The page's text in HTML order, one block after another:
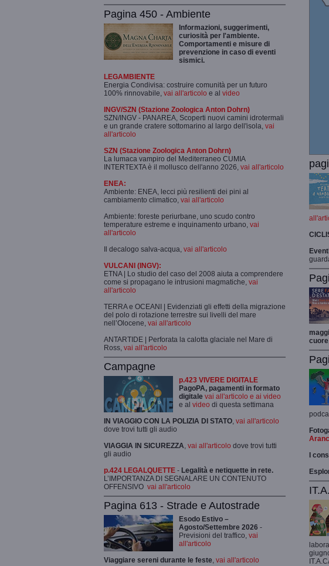
Pagina 450 - Ambiente
Informazioni, suggerimenti,
curiosità per l'ambiente.
Comportamenti e misure di
prevenzione in caso di eventi
sismici.
LEGAMBIENTE
Energia Condivisa: costruire comunità per un futuro
100% rinnovabile, vai all'articolo e al video
INGV/SZN (Stazione Zoologica Anton Dohrn)
SZN/INGV - PANAREA, Scoperti nuovi camini idrotermali
e un grande cratere sottomarino al largo dell'isola, vai
all'articolo
SZN (Stazione Zoologica Anton Dohrn)
La lumaca vampiro del Mediterraneo CUMIA
INTERTEXTA è il mollusco dell'anno 2026, vai all'articolo
ENEA:
Ambiente: ENEA, lecci più resilienti dei pini al
cambiamento climatico, vai all'articolo
Ambiente: foreste periurbane, uno scudo contro
temperature estreme e inquinamento urbano, vai
all'articolo
Il decalogo salva-acqua, vai all'articolo
VULCANI (INGV):
ETNA | Lo studio del caso del 2008 aiuta a comprendere
come si propagano le intrusioni magmatiche, vai
all'articolo
TERRA e OCEANI | Evidenziati gli effetti della migrazione
del polo di rotazione terrestre sui livelli del mare
nell’Olocene, vai all'articolo
ANTARTIDE | Perforata la calotta glaciale nel Mare di
Ross, vai all'articolo
Campagne
p.423 VIVERE DIGITALE
PagoPA, pagamenti in formato
digitale vai all'articolo e ai video
e al video di questa settimana
IN VIAGGIO CON LA POLIZIA DI STATO, vai all'articolo
dove trovi tutti gli audio
VIAGGIA IN SICUREZZA, vai all'articolo dove trovi tutti
gli audio
p.424 LEGALQUETTE - Legalità e netiquette in rete.
L’IMPORTANZA DI SEGNALARE UN CONTENUTO
OFFENSIVO vai all'articolo
Pagina 613 - Strade e Autostrade
Esodo Estivo –
Agosto/Settembre 2026 -
Previsioni del traffico, vai
all'articolo
Viaggiare sereni durante le feste, vai all'articolo
cuore
I